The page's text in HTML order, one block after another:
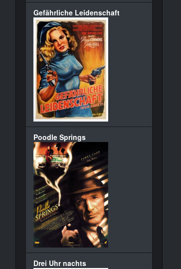
Gefährliche Leidenschaft
Poodle Springs
Drei Uhr nachts